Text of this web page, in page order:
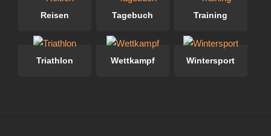
Reisen Tagebuch Training
Triathlon Wettkampf Wintersport